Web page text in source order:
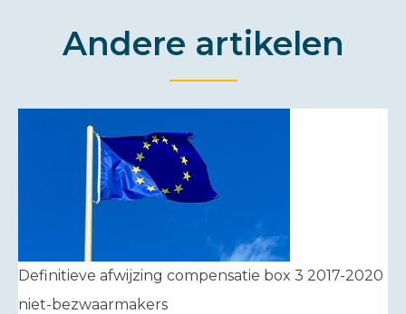
Andere artikelen
Definitieve afwijzing compensatie box 3 2017-2020
niet-bezwaarmakers